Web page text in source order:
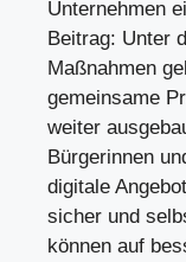
Unternehmen
Beitrag: Unter
Maßnahmen
gemeinsame
weiter
Bürgerinnen
digitale
sicher und
können auf